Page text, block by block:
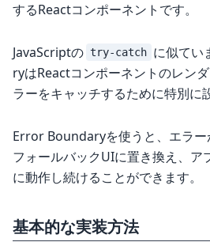
するReactコンポーネントです。
JavaScriptの try-catch に似てい
ryはReactコンポーネントのレン
ラーをキャッチするために特別に
Error Boundaryを使うと、エラー
フォールバックUIに置き換え、ア
に動作し続けることができます。
基本的な実装方法